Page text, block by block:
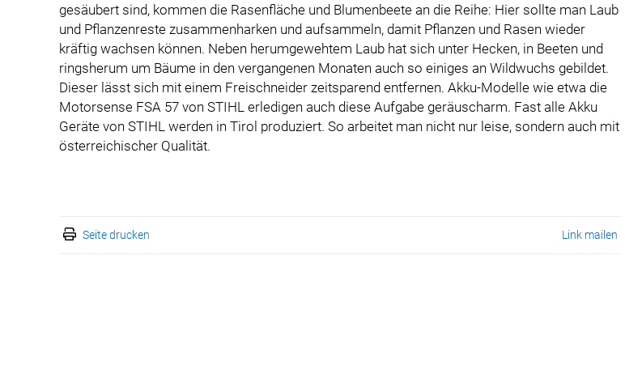
gesäubert sind, kommen die Rasenfläche und Blumenbeete an die Reihe: Hier sollte man Laub
und Pflanzenreste zusammenharken und aufsammeln, damit Pflanzen und Rasen wieder
kräftig wachsen können. Neben herumgewehtem Laub hat sich unter Hecken, in Beeten und
ringsherum um Bäume in den vergangenen Monaten auch so einiges an Wildwuchs gebildet.
Dieser lässt sich mit einem Freischneider zeitsparend entfernen. Akku-Modelle wie etwa die
Motorsense FSA 57 von STIHL erledigen auch diese Aufgabe geräuscharm. Fast alle Akku
Geräte von STIHL werden in Tirol produziert. So arbeitet man nicht nur leise, sondern auch mit
österreichischer Qualität.
Seite drucken Link mailen